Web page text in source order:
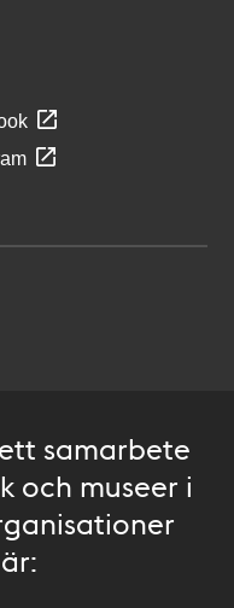
samarbete
och museer i